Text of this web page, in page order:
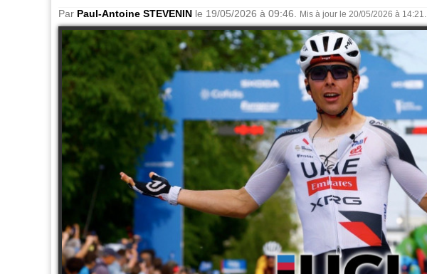
Par Paul-Antoine STEVENIN le 19/05/2026 à 09:46. Mis à jour le 20/05/2026 à 14:21.